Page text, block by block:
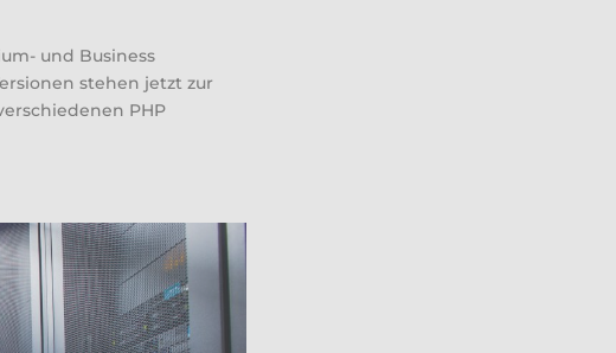
und Business
stehen jetzt zur
PHP